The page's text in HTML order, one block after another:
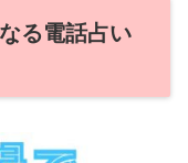
る電話占い